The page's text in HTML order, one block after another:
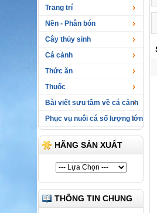
Trang trí
Nền - Phân bón
Cây thủy sinh
Cá cảnh
Thức ăn
Thuốc
Bài viết sưu tầm về cá cảnh
Phục vụ nuôi cá số lượng lớn
HÃNG SẢN XUẤT
THÔNG TIN CHUNG